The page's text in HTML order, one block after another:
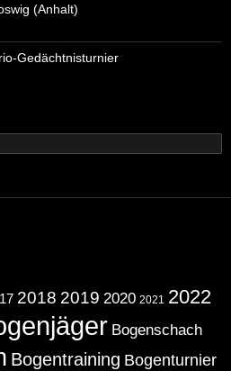
(Anhalt)
Gedächtnisturnier
2018 2019 2020 2021 2022
Bogenschach
Bogentraining Bogenturnier